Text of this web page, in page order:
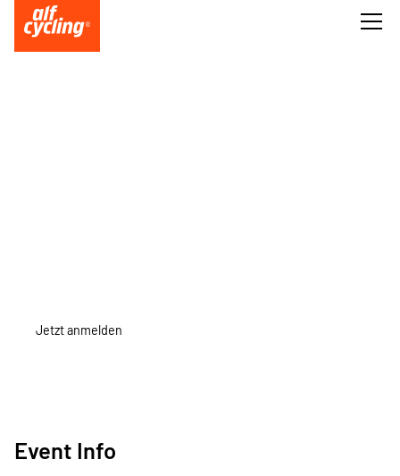
Jetzt anmelden
Event Info